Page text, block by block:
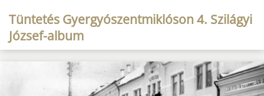
Tüntetés Gyergyószentmiklóson 4. Szilágyi
József-album